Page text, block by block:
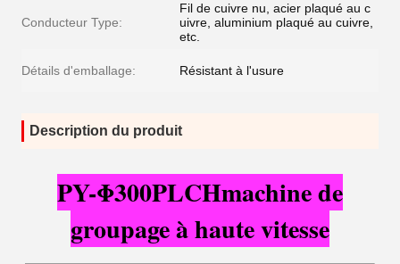
Conducteur Type:
Fil de cuivre nu, acier plaqué au c
uivre, aluminium plaqué au cuivre,
etc.
Détails d'emballage: Résistant à l'usure
Description du produit
PY-Φ300PLCHmachine de
groupage à haute vitesse